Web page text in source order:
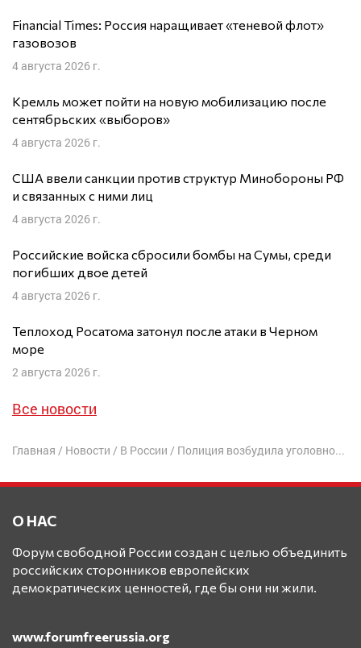
Financial Times: Россия наращивает «теневой флот»
газовозов
4 августа 2026 г.
Кремль может пойти на новую мобилизацию после
сентябрьских «выборов»
4 августа 2026 г.
США ввели санкции против структур Минобороны РФ
и связанных с ними лиц
4 августа 2026 г.
Российские войска сбросили бомбы на Сумы, среди
погибших двое детей
4 августа 2026 г.
Теплоход Росатома затонул после атаки в Черном
море
2 августа 2026 г.
Все новости
Главная / Новости / В России / Полиция возбудила уголовное дело против активистов, забросавших приемную ФСБ яйцами
О НАС
Форум свободной России создан с целью объединить
российских сторонников европейских
демократических ценностей, где бы они ни жили.
www.forumfreerussia.org